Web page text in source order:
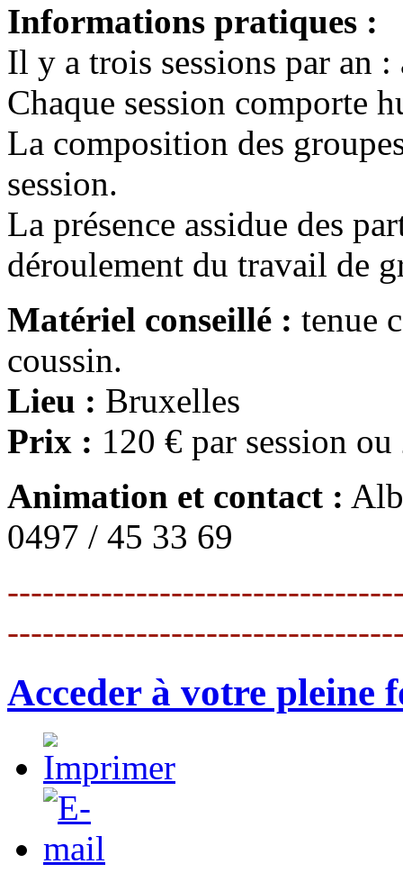
Informations pratiques :
Il y a trois sessions par an
Chaque session comporte
La composition des
session.
La présence assidue des
déroulement du travail de
Matériel conseillé : tenue
coussin.
Lieu : Bruxelles
Prix : 120 € par session ou
Animation et contact :
0497 / 45 33 69
Acceder à votre pleine